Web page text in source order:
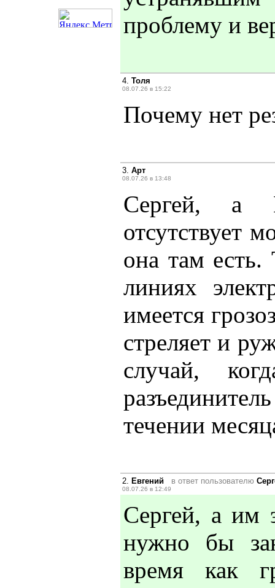
проблему и
4. Толя
08.07.26 в 15:22
Почему нет
3. Арт
08.07.26 в 13:48
Сергей, а
отсутствует
она там
линиях
имеется
стреляет и
случай,
течении
2. Евгений в ответ пользователю
08.07.26 в 12:49
Сергей, а им
нужно бы
время как